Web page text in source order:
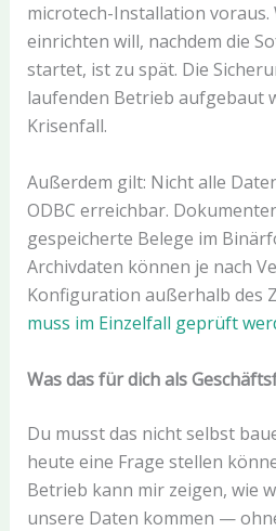
microtech-Installation
einrichten will, nachdem die
startet, ist zu spät. Die
laufenden Betrieb aufgebaut
Krisenfall.
Außerdem gilt: Nicht alle
ODBC erreichbar.
gespeicherte Belege im
Archivdaten können je nach
Konfiguration außerhalb des
muss im Einzelfall geprüft
Was das für dich als
Du musst das nicht selbst
heute eine Frage stellen
Betrieb kann mir zeigen, wie
unsere Daten kommen —